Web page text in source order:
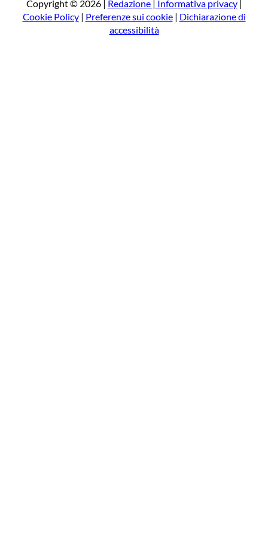
Copyright © 2026 | Redazione Informativa privacy|
Cookie Policy| Preferenze sui cookie| Dichiarazione di
accessibilità